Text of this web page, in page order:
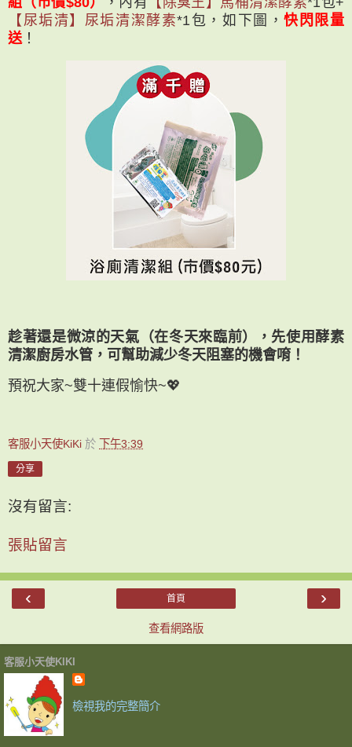
【尿垢清】尿垢清潔酵素*1包，如下圖，快閃限量
送！
趁著還是微涼的天氣（在冬天來臨前），先使用酵素
清潔廚房水管，可幫助減少冬天阻塞的機會唷！
預祝大家~雙十連假愉快~💖
客服小天使KiKi 於 下午3:39
分享
沒有留言:
張貼留言
‹ ›
首頁
查看網路版
客服小天使KIKI
檢視我的完整簡介